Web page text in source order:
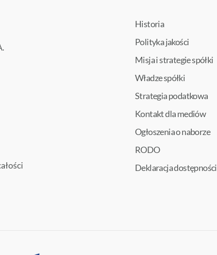
Historia
Polityka jakości
Misja i strategie spółki
Władze spółki
Strategia podatkowa
Kontakt dla mediów
Ogłoszenia o naborze
RODO
Deklaracja dostępności